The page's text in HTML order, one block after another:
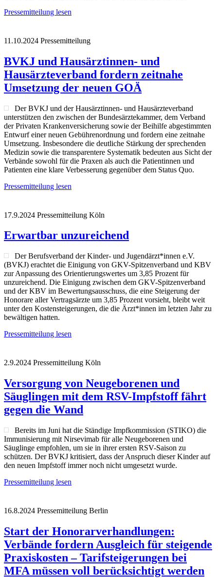
Pressemitteilung lesen
11.10.2024 Pressemitteilung
BVKJ und Hausärztinnen- und
Hausärzteverband fordern zeitnahe
Umsetzung der neuen GOÄ
Der BVKJ und der Hausärztinnen- und Hausärzteverband
unterstützen den zwischen der Bundesärztekammer, dem Verband
der Privaten Krankenversicherung sowie der Beihilfe abgestimmten
Entwurf einer neuen Gebührenordnung und fordern eine zeitnahe
Umsetzung. Insbesondere die deutliche Stärkung der sprechenden
Medizin sowie die transparentere Systematik bedeuten aus Sicht der
Verbände sowohl für die Praxen als auch die Patientinnen und
Patienten eine klare Verbesserung gegenüber dem Status Quo.
Pressemitteilung lesen
17.9.2024 Pressemitteilung Köln
Erwartbar unzureichend
Der Berufsverband der Kinder- und Jugendärzt*innen e.V.
(BVKJ) erachtet die Einigung von GKV-Spitzenverband und KBV
zur Anpassung des Orientierungswertes um 3,85 Prozent für
unzureichend. Die Einigung zwischen dem GKV-Spitzenverband
und der KBV im Bewertungsausschuss, die eine Steigerung der
Honorare aller Vertragsärzte um 3,85 Prozent vorsieht, bleibt weit
unter den Kostensteigerungen, die die Ärzt*innen im letzten Jahr zu
bewältigen hatten.
Pressemitteilung lesen
2.9.2024 Pressemitteilung Köln
Versorgung von Neugeborenen und
Säuglingen mit dem RSV-Impfstoff fährt
gegen die Wand
Bereits im Juni hat die Ständige Impfkommission (STIKO) die
Immunisierung mit Nirsevimab für alle Neugeborenen und
Säuglinge empfohlen, um sie in ihrer ersten RSV-Saison zu
schützen. Der BVKJ kritisiert, dass der Anspruch dieser Kinder auf
den neuen Impfstoff immer noch nicht umgesetzt wurde.
Pressemitteilung lesen
16.8.2024 Pressemitteilung Berlin
Start der Honorarverhandlungen:
Verbände fordern Ausgleich für steigende
Praxiskosten – Tarifsteigerungen bei
MFA müssen voll berücksichtigt werden